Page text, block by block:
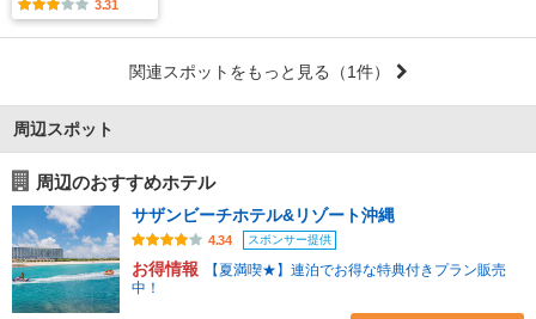
3.31
関連スポットをもっと見る （1件）
周辺スポット
周辺のおすすめホテル
サザンビーチホテル&リゾート沖縄
4.34 スポンサー提供
お得情報
【夏満喫★】連泊でお得な特典付きプラン販売
中！